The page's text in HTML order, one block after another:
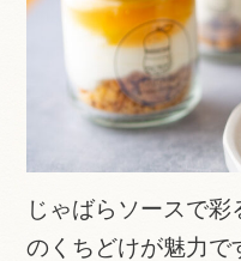
じゃばらソースで彩
のくちどけが魅力で